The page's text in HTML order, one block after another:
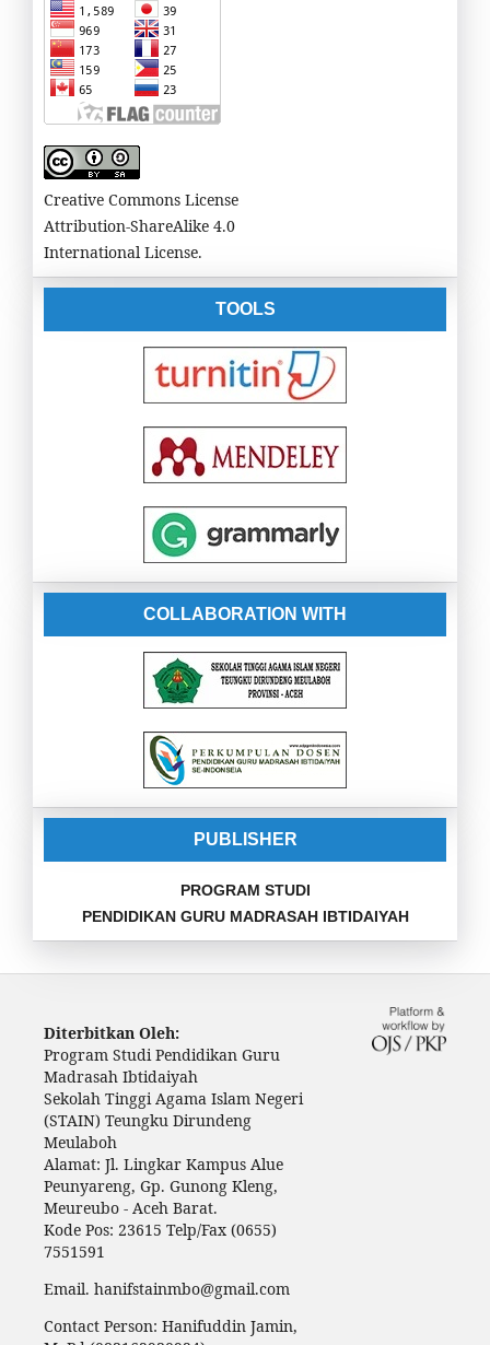
Creative Commons License
Attribution-ShareAlike 4.0
International License.
TOOLS
COLLABORATION WITH
PUBLISHER
PROGRAM STUDI
PENDIDIKAN GURU MADRASAH IBTIDAIYAH
Diterbitkan Oleh:
Program Studi Pendidikan Guru
Madrasah Ibtidaiyah
Sekolah Tinggi Agama Islam Negeri
(STAIN) Teungku Dirundeng
Meulaboh
Alamat: Jl. Lingkar Kampus Alue
Peunyareng, Gp. Gunong Kleng,
Meureubo - Aceh Barat.
Kode Pos: 23615 Telp/Fax (0655)
7551591
Email. hanifstainmbo@gmail.com
Contact Person: Hanifuddin Jamin,